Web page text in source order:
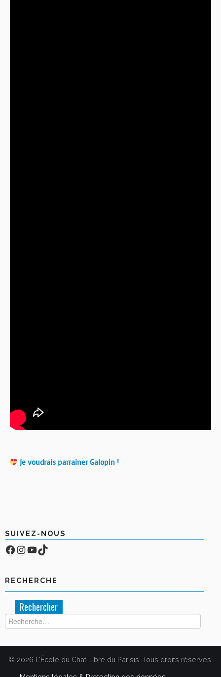
Je voudrais parrainer Galopin !
SUIVEZ-NOUS
Facebook
Compte Instagram
YouTube
TikTok
RECHERCHE
Rechercher :
© 2026 L'École du Chat Libre du Parisis. Tous droits réservés.